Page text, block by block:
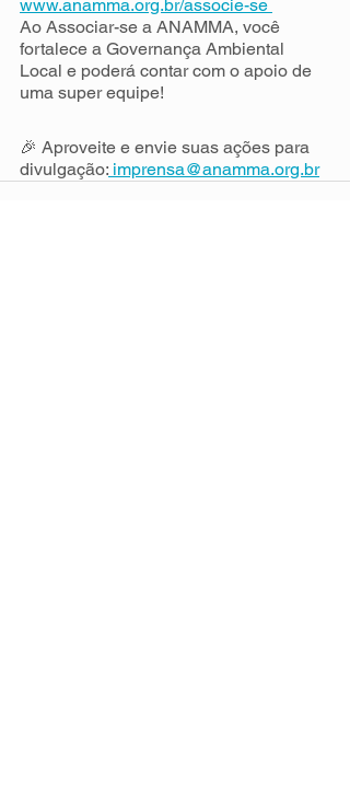
www.anamma.org.br/associe-se
Ao Associar-se a ANAMMA, você
fortalece a Governança Ambiental
Local e poderá contar com o apoio de
uma super equipe!
🎉 Aproveite e envie suas ações para
divulgação: imprensa@anamma.org.br